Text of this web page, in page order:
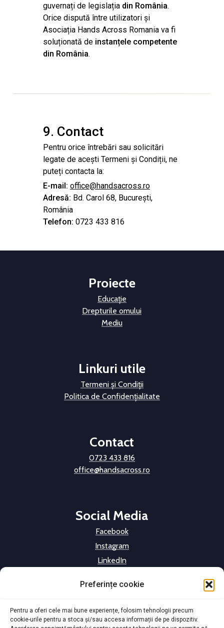
Preferințe cookie
Pentru a oferi cele mai bune experiențe, folosim tehnologii precum
cookie-urile pentru a stoca și/sau accesa informații de pe dispozitiv.
guvernați de legislația din România.
Orice dispută între utilizatori și
Asociația Hands Across Romania va fi
soluționată de instanțele competente
din România.
9. Contact
Pentru orice întrebări sau solicitări
legate de acești Termeni și Condiții, ne
puteți contacta la:
E-mail: office@handsacross.ro
Adresă: Bd. Carol 68, București,
România
Telefon: 0723 433 816
Proiecte
Educație
Drepturile omului
Mediu
Linkuri utile
Termeni și Condiții
Politica de Confidențialitate
Contact
0723 433 816
office@handsacross.ro
Social Media
Facebook
Instagram
LinkedIn
HAR este membru
FONPC